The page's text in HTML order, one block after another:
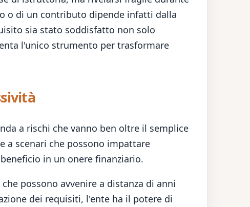
o di un contributo dipende infatti dalla
sia stato soddisfatto non solo
l'unico strumento per trasformare
a rischi che vanno ben oltre il semplice
a scenari che possono impattare
in un onere finanziario.
possono avvenire a distanza di anni
dei requisiti, l'ente ha il potere di